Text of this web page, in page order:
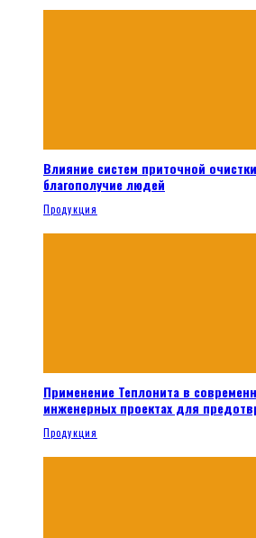
Влияние систем приточной
благополучие людей
Продукция
Применение Теплонита в
инженерных проектах для
Продукция